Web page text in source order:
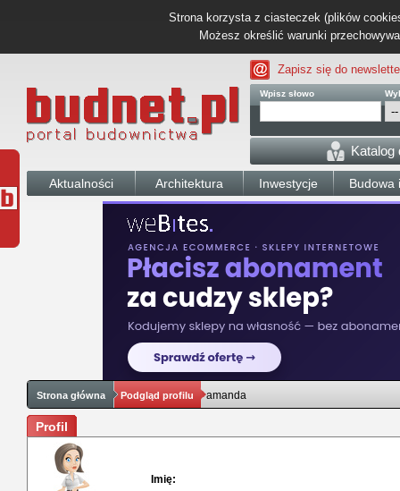
Strona korzysta z ciasteczek (plików
Możesz określić warunki
Zapisz się do
Wpisz słowo
Katalog
Aktualności Architektura Inwestycje Budowa
Strona główna Podgląd profilu amanda
Profil
Imię: